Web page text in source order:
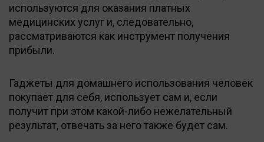
используются для оказания платных
медицинских услуг и, следовательно,
рассматриваются как инструмент получения
прибыли.
Гаджеты для домашнего использования человек
покупает для себя, использует сам и, если
получит при этом какой-либо нежелательный
результат, отвечать за него также будет сам.